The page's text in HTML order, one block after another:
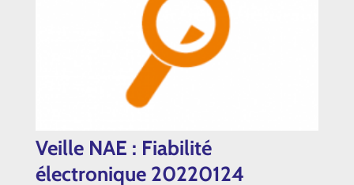
Veille NAE : Fiabilité
électronique 20220124